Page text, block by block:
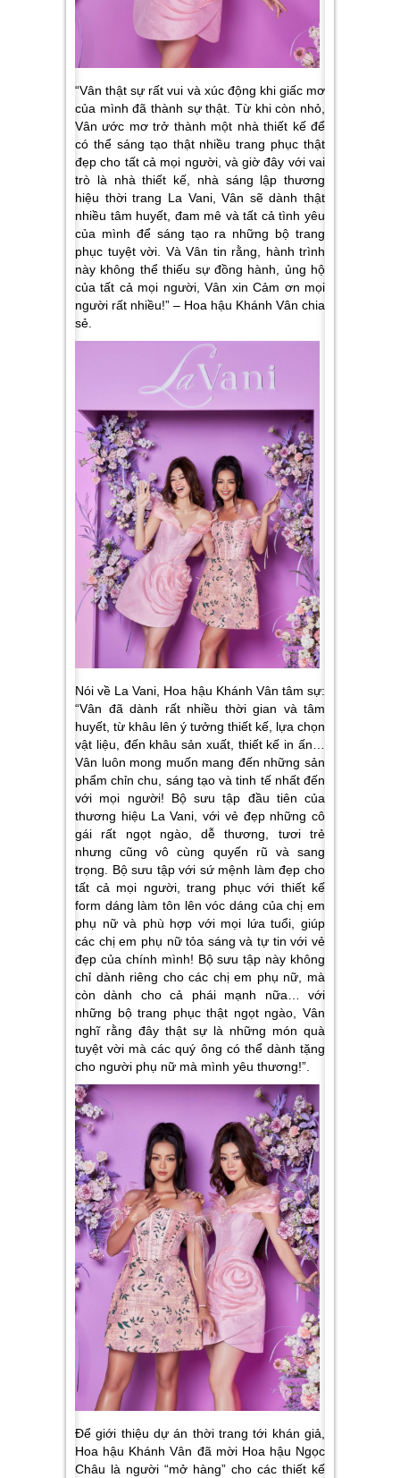
“Vân thật sự rất vui và xúc động khi giấc mơ
của mình đã thành sự thật. Từ khi còn nhỏ,
Vân ước mơ trở thành một nhà thiết kế để
có thể sáng tạo thật nhiều trang phục thật
đẹp cho tất cả mọi người, và giờ đây với vai
trò là nhà thiết kế, nhà sáng lập thương
hiệu thời trang La Vani, Vân sẽ dành thật
nhiều tâm huyết, đam mê và tất cả tình yêu
của mình để sáng tạo ra những bộ trang
phục tuyệt vời. Và Vân tin rằng, hành trình
này không thể thiếu sự đồng hành, ủng hộ
của tất cả mọi người, Vân xin Cảm ơn mọi
người rất nhiều!” – Hoa hậu Khánh Vân chia
sẻ.
Nói về La Vani, Hoa hậu Khánh Vân tâm sự:
“Vân đã dành rất nhiều thời gian và tâm
huyết, từ khâu lên ý tưởng thiết kế, lựa chọn
vật liệu, đến khâu sản xuất, thiết kế in ấn…
Vân luôn mong muốn mang đến những sản
phẩm chỉn chu, sáng tạo và tinh tế nhất đến
với mọi người! Bộ sưu tập đầu tiên của
thương hiệu La Vani, với vẻ đẹp những cô
gái rất ngọt ngào, dễ thương, tươi trẻ
nhưng cũng vô cùng quyến rũ và sang
trọng. Bộ sưu tập với sứ mệnh làm đẹp cho
tất cả mọi người, trang phục với thiết kế
form dáng làm tôn lên vóc dáng của chị em
phụ nữ và phù hợp với mọi lứa tuổi, giúp
các chị em phụ nữ tỏa sáng và tự tin với vẻ
đẹp của chính mình! Bộ sưu tập này không
chỉ dành riêng cho các chị em phụ nữ, mà
còn dành cho cả phái mạnh nữa… với
những bộ trang phục thật ngọt ngào, Vân
nghĩ rằng đây thật sự là những món quà
tuyệt vời mà các quý ông có thể dành tặng
cho người phụ nữ mà mình yêu thương!”.
Để giới thiệu dự án thời trang tới khán giả,
Hoa hậu Khánh Vân đã mời Hoa hậu Ngọc
Châu là người “mở hàng” cho các thiết kế